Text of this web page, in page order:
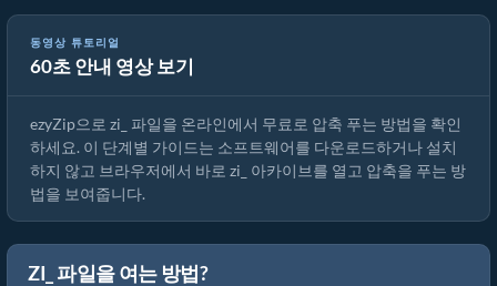
동영상 튜토리얼
60초 안내 영상 보기
ezyZip으로 zi_ 파일을 온라인에서 압축 푸는 방법 (무료, 설치 불필
ezyZip으로 zi_ 파일을 온라인에서 무료로 압축 푸는 방법을 확인
하세요. 이 단계별 가이드는 소프트웨어를 다운로드하거나 설치
하지 않고 브라우저에서 바로 zi_ 아카이브를 열고 압축을 푸는 방
법을 보여줍니다.
ZI_ 파일을 여는 방법?